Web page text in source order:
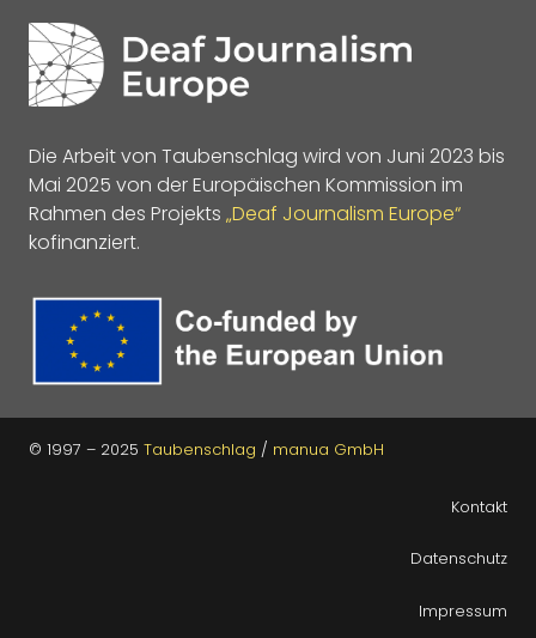
Die Arbeit von Taubenschlag wird von Juni 2023 bis
Mai 2025 von der Europäischen Kommission im
Rahmen des Projekts „Deaf Journalism Europe“
kofinanziert.
© 1997 – 2025 Taubenschlag / manua GmbH
Kontakt
Datenschutz
Impressum